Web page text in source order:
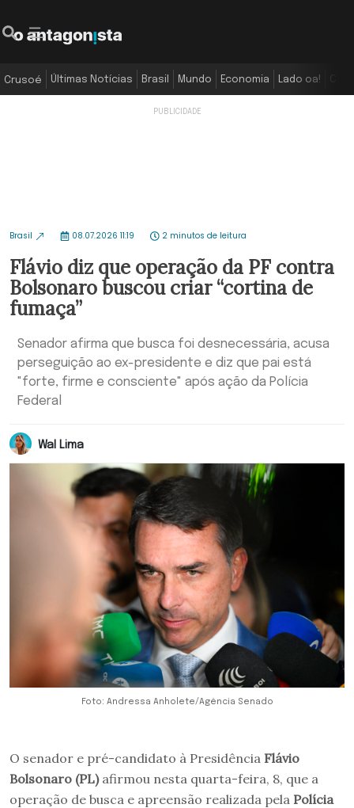
Crusoé Últimas Notícias Brasil Mundo Economia Lado oa!
Brasil 08.07.2026 11:19 2 minutos de leitura
Flávio diz que operação da PF contra
Bolsonaro buscou criar “cortina de
fumaça”
Senador afirma que busca foi desnecessária, acusa
perseguição ao ex-presidente e diz que pai está
"forte, firme e consciente" após ação da Polícia
Federal
Wal Lima
Foto: Andressa Anholete/Agência Senado
O senador e pré-candidato à Presidência Flávio
Bolsonaro (PL) afirmou nesta quarta-feira, 8, que a
operação de busca e apreensão realizada pela Polícia